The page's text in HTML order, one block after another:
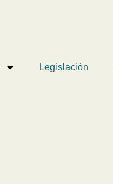
Legislación